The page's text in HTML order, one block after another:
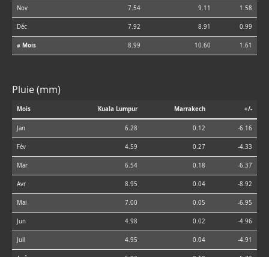
Nov 7.54 9.11 1.58
Déc 7.92 8.91 0.99
⌀ Mois 8.99 10.60 1.61
Pluie (mm)
Mois Kuala Lumpur Marrakech +/-
Jan 6.28 0.12 -6.16
Fév 4.59 0.27 -4.33
Mar 6.54 0.18 -6.37
Avr 8.95 0.04 -8.92
Mai 7.00 0.05 -6.95
Jun 4.98 0.02 -4.96
Juil 4.95 0.04 -4.91